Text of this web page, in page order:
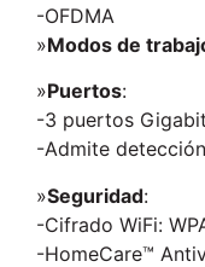
-OFDMA
»Modos de
»Puertos:
-3 puertos Gigabit
-Admite
»Seguridad:
-Cifrado WiFi:
-HomeCare™